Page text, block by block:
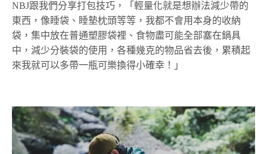
NBJ跟我們分享打包技巧，「輕量化就是想辦法減少帶的
東西，像睡袋、睡墊枕頭等等，我都不會用本身的收納
袋，集中放在普通塑膠袋裡、食物盡可能全部塞在鍋具
中，減少分裝袋的使用，各種幾克的物品省去後，累積起
來我就可以多帶一瓶可樂換得小確幸！」